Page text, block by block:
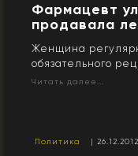
Фармацевт
продавала
Женщина
обязательного
Читать далее...
Политика |